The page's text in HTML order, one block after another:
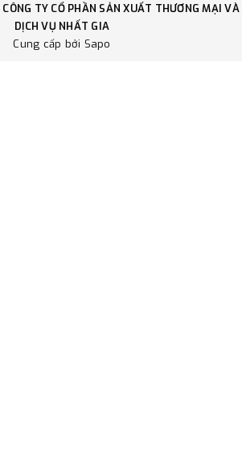
CÔNG TY CỔ PHẦN SẢN XUẤT THƯƠNG MẠI VÀ
DỊCH VỤ NHẤT GIA
Cung cấp bởi Sapo